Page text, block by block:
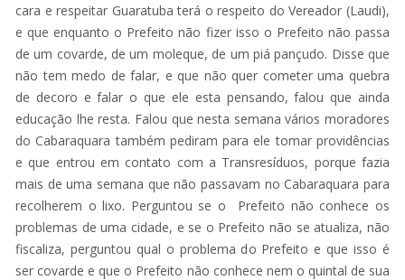
cara e respeitar Guaratuba terá o respeito do Vereador (Laudi),
e que enquanto o Prefeito não fizer isso o Prefeito não passa
de um covarde, de um moleque, de um piá pançudo. Disse que
não tem medo de falar, e que não quer cometer uma quebra
de decoro e falar o que ele esta pensando, falou que ainda
educação lhe resta. Falou que nesta semana vários moradores
do Cabaraquara também pediram para ele tomar providências
e que entrou em contato com a Transresíduos, porque fazia
mais de uma semana que não passavam no Cabaraquara para
recolherem o lixo. Perguntou se o Prefeito não conhece os
problemas de uma cidade, e se o Prefeito não se atualiza, não
fiscaliza, perguntou qual o problema do Prefeito e que isso é
ser covarde e que o Prefeito não conhece nem o quintal de sua